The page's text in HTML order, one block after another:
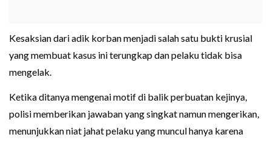
Kesaksian dari adik korban menjadi salah satu bukti krusial
yang membuat kasus ini terungkap dan pelaku tidak bisa
mengelak.
Ketika ditanya mengenai motif di balik perbuatan kejinya,
polisi memberikan jawaban yang singkat namun mengerikan,
menunjukkan niat jahat pelaku yang muncul hanya karena